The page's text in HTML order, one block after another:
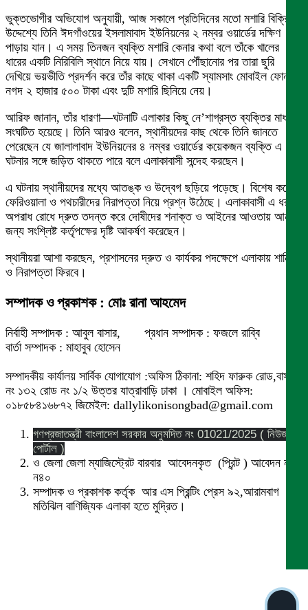
ভুক্তভোগীর অভিযোগ অনুযায়ী, আজ সকালে প্রতিদিনের মতো মশারি বিক্রির
উদ্দেশ্যে তিনি ঈদগাঁওয়ের ইসলামাবাদ ইউনিয়নের ২ নম্বর ওয়ার্ডের দক্ষিণ
পাড়ায় যান। এ সময় তিনজন ব্যক্তি মশারি কেনার কথা বলে তাঁকে খালের
ধারের একটি নিরিবিলি স্থানে নিয়ে যায়। সেখানে পৌঁছানোর পর তারা ছুরি
দেখিয়ে ভয়ভীতি প্রদর্শন করে তাঁর কাছে থাকা একটি স্যামসাং মোবাইল ফোন,
নগদ ২ হাজার ৫০০ টাকা এবং দুটি মশারি ছিনিয়ে নেয়।
আরিফ জানান, তাঁর ধারণা—ঘটনাটি এলাকার কিছু নে’শাগ্রস্ত ব্যক্তির মাধ্যমে
সংঘটিত হয়েছে। তিনি আরও বলেন, স্থানীয়দের কাছ থেকে তিনি জানতে
পেরেছেন যে জালালাবাদ ইউনিয়নের ৪ নম্বর ওয়ার্ডের কয়েকজন ব্যক্তি এ
ঘটনার সঙ্গে জড়িত থাকতে পারে বলে এলাকাবাসী সন্দেহ করছেন।
এ ঘটনায় স্থানীয়দের মধ্যে আতঙ্ক ও উদ্বেগ ছড়িয়ে পড়েছে। বিশেষ করে
ফেরিওয়ালা ও পথচারীদের নিরাপত্তা নিয়ে প্রশ্ন উঠেছে। এলাকাবাসী এ ধরনের
অপরাধ রোধে দ্রুত তদন্ত করে দোষীদের শনাক্ত ও আইনের আওতায় আনার
জন্য সংশ্লিষ্ট কর্তৃপক্ষের দৃষ্টি আকর্ষণ করেছেন।
স্থানীয়রা আশা করছেন, প্রশাসনের দ্রুত ও কার্যকর পদক্ষেপে এলাকায় শান্তি
ও নিরাপত্তা ফিরবে।
সম্পাদক ও প্রকাশক : মোঃ রানা আহমেদ
নির্বাহী সম্পাদক : আবুল বাসার, প্রধান সম্পাদক : ফজলে রাব্বি
বার্তা সম্পাদক : মাহাবুব হোসেন
সম্পাদকীয় কার্যালয় সার্বিক যোগাযোগ :অফিস ঠিকানা: শহিদ ফারুক রোড,বাসা
নং ১৩২ রোড নং ১/২ উত্তর যাত্রাবাড়ি ঢাকা । মোবাইল অফিস:
০১৮৫৮৪১৬৮৭২ জিমেইল: dallylikonisongbad@gmail.com
গণপ্রজাতন্ত্রী বাংলাদেশ সরকার অনুমদিত নং 01021/2025 ( নিউজ
পোর্টাল )
ও জেলা জেলা ম্যাজিস্ট্রেট বারবার আবেদনকৃত (প্রিন্ট ) আবেদন নং
ন৪০
সম্পাদক ও প্রকাশক কর্তৃক আর এস প্রিন্টিং প্রেস ৯২,আরামবাগ
মতিঝিল বাণিজ্যিক এলাকা হতে মুদ্রিত।